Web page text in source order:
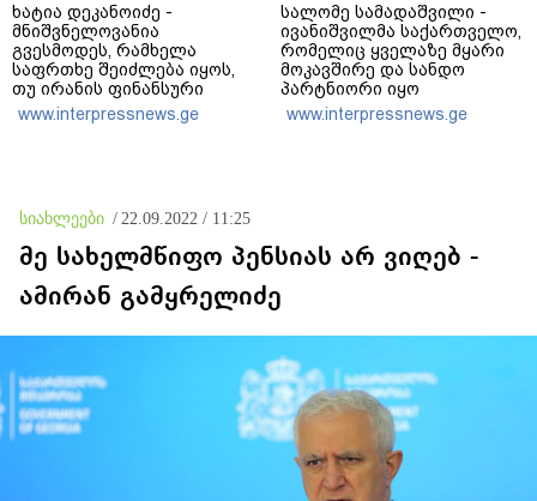
ხატია დეკანოიძე -
მნიშვნელოვანია
გვესმოდეს, რამხელა
საფრთხე შეიძლება იყოს,
თუ ირანის ფინანსური
ინსტიტუტები რაიმე სახით
აძლიერებს ივანიშვილის
www.interpressnews.ge
სალომე სამადაშვილი -
ივანიშვილმა საქართველო,
რომელიც ყველაზე მყარი
მოკავშირე და სანდო
პარტნიორი იყო
დასავლეთისთვის
რეგიონში, რუსეთის და
www.interpressnews.ge
სიახლეები / 22.09.2022 / 11:25
მე სახელმწიფო პენსიას არ ვიღებ -
ამირან გამყრელიძე